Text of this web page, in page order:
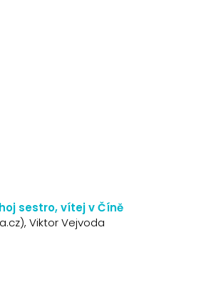
sestro, vítej v Číně
Viktor Vejvoda